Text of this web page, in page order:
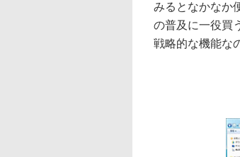
みるとなかなか
の普及に一役買
戦略的な機能な